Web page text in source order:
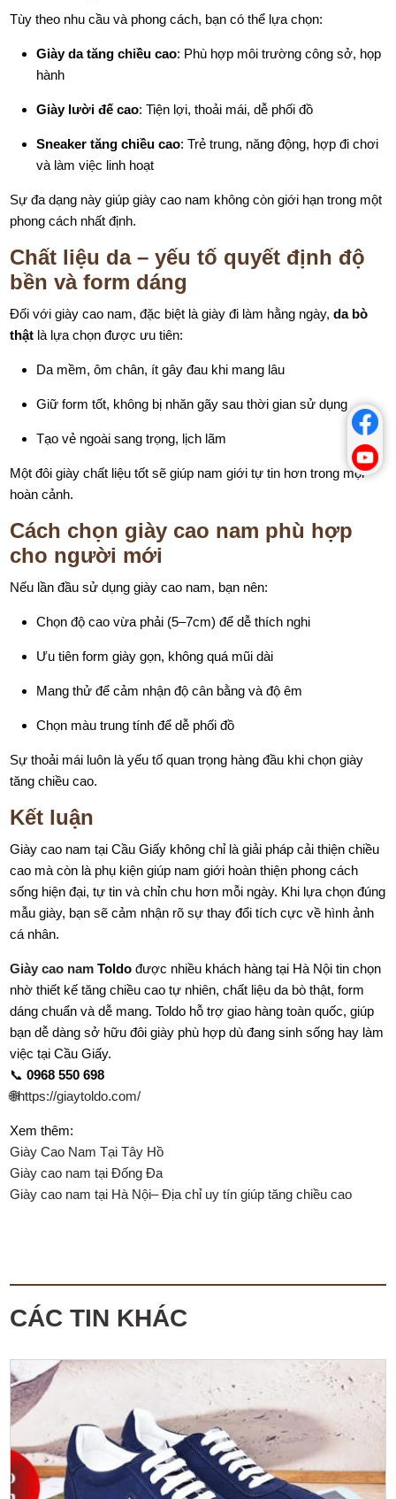
Tùy theo nhu cầu và phong cách, bạn có thể lựa chọn:
Giày da tăng chiều cao: Phù hợp môi trường công sở, họp
hành
Giày lười đế cao: Tiện lợi, thoải mái, dễ phối đồ
Sneaker tăng chiều cao: Trẻ trung, năng động, hợp đi chơi
và làm việc linh hoạt
Sự đa dạng này giúp giày cao nam không còn giới hạn trong một
phong cách nhất định.
Chất liệu da – yếu tố quyết định độ
bền và form dáng
Đối với giày cao nam, đặc biệt là giày đi làm hằng ngày,da bò
thật là lựa chọn được ưu tiên:
Da mềm, ôm chân, ít gây đau khi mang lâu
Giữ form tốt, không bị nhăn gãy sau thời gian sử dụng
Tạo vẻ ngoài sang trọng, lịch lãm
Một đôi giày chất liệu tốt sẽ giúp nam giới tự tin hơn trong mọi
hoàn cảnh.
Cách chọn giày cao nam phù hợp
cho người mới
Nếu lần đầu sử dụng giày cao nam, bạn nên:
Chọn độ cao vừa phải (5–7cm) để dễ thích nghi
Ưu tiên form giày gọn, không quá mũi dài
Mang thử để cảm nhận độ cân bằng và độ êm
Chọn màu trung tính để dễ phối đồ
Sự thoải mái luôn là yếu tố quan trọng hàng đầu khi chọn giày
tăng chiều cao.
Kết luận
Giày cao nam tại Cầu Giấy không chỉ là giải pháp cải thiện chiều
cao mà còn là phụ kiện giúp nam giới hoàn thiện phong cách
sống hiện đại, tự tin và chỉn chu hơn mỗi ngày. Khi lựa chọn đúng
mẫu giày, bạn sẽ cảm nhận rõ sự thay đổi tích cực về hình ảnh
cá nhân.
Giày cao nam Toldo được nhiều khách hàng tại Hà Nội tin chọn
nhờ thiết kế tăng chiều cao tự nhiên, chất liệu da bò thật, form
dáng chuẩn và dễ mang. Toldo hỗ trợ giao hàng toàn quốc, giúp
bạn dễ dàng sở hữu đôi giày phù hợp dù đang sinh sống hay làm
việc tại Cầu Giấy.
📞0968 550 698
🌐https://giaytoldo.com/
Xem thêm:
Giày Cao Nam Tại Tây Hồ
Giày cao nam tại Đống Đa
Giày cao nam tại Hà Nội– Địa chỉ uy tín giúp tăng chiều cao
CÁC TIN KHÁC